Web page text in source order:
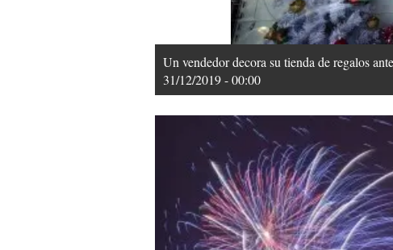
Un vendedor decora su tienda de regalos
31/12/2019 - 00:00